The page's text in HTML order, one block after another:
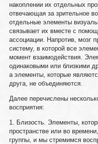
накоплении их отдельных
отвечающая за зрительное
отдельные элементы
связывает их вместе с
ассоциации. Напротив, мозг
систему, в которой все
момент взаимодействия.
одинаковыми или близкими
а элементы, которые
друга, не объединяются.
Далее перечислены
восприятия:
1. Близость. Элементы,
пространстве или во
группы, и мы стремимся